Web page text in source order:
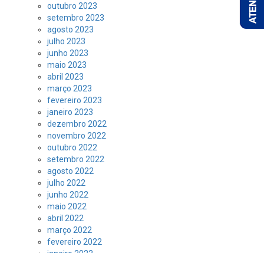
outubro 2023
setembro 2023
agosto 2023
julho 2023
junho 2023
maio 2023
abril 2023
março 2023
fevereiro 2023
janeiro 2023
dezembro 2022
novembro 2022
outubro 2022
setembro 2022
agosto 2022
julho 2022
junho 2022
maio 2022
abril 2022
março 2022
fevereiro 2022